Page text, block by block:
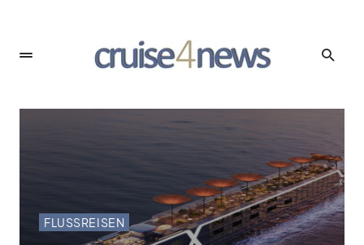
FLUSSREISEN